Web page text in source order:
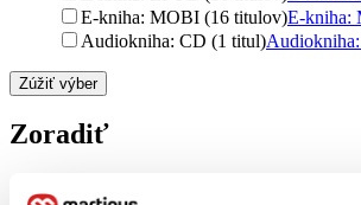
E-kniha: MOBI (16 titulov)E-kniha:
Audiokniha: CD (1 titul)
Zúžiť výber
Zoradiť